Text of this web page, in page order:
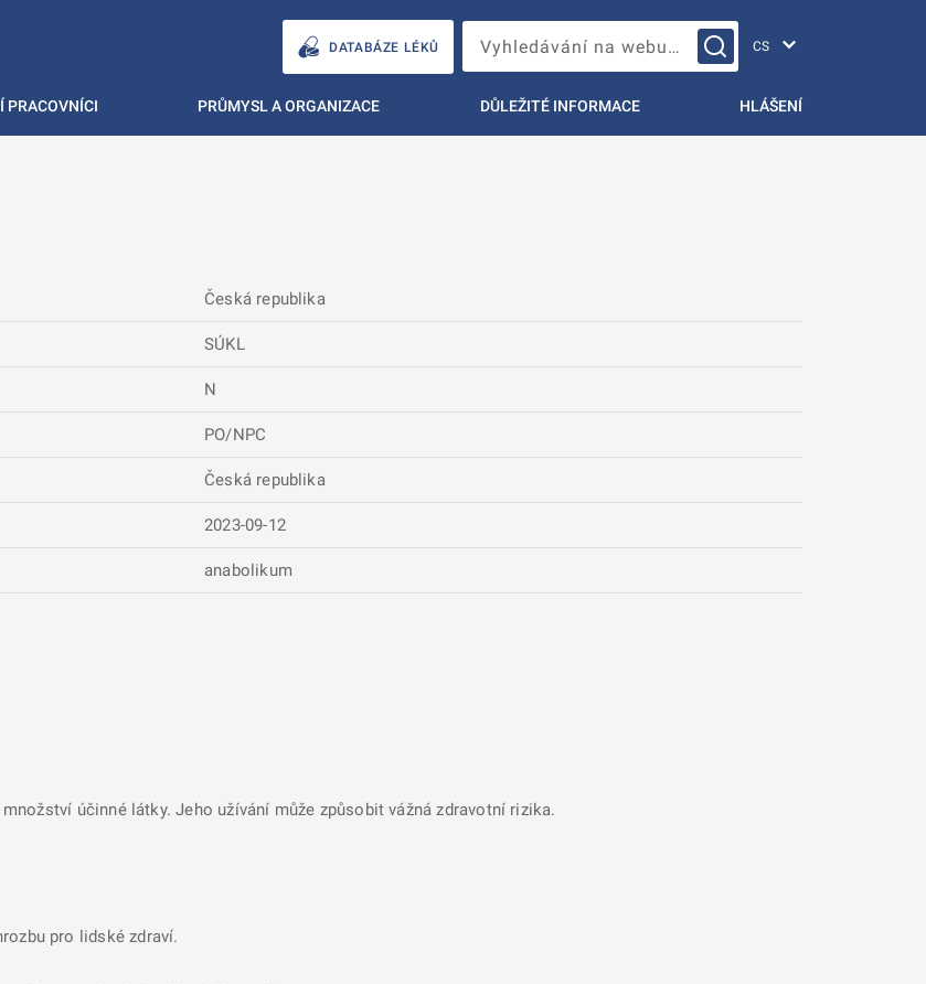
DATABÁZE LÉKŮ Vyhledávání na webu…
PRACOVNÍCI PRŮMYSL A ORGANIZACE DŮLEŽITÉ INFORMACE HLÁŠENÍ
Česká republika
SÚKL
N
PO/NPC
Česká republika
2023-09-12
anabolikum
účinné látky. Jeho užívání může způsobit vážná zdravotní rizika.
pro lidské zdraví.